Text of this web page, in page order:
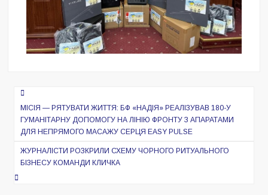
Навигация
по
записям
МІСІЯ — РЯТУВАТИ ЖИТТЯ: БФ «НАДІЯ» РЕАЛІЗУВАВ 180-У
ГУМАНІТАРНУ ДОПОМОГУ НА ЛІНІЮ ФРОНТУ З АПАРАТАМИ
ДЛЯ НЕПРЯМОГО МАСАЖУ СЕРЦЯ EASY PULSE
ЖУРНАЛІСТИ РОЗКРИЛИ СХЕМУ ЧОРНОГО РИТУАЛЬНОГО
БІЗНЕСУ КОМАНДИ КЛИЧКА